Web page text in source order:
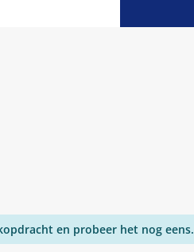
en probeer het nog eens.